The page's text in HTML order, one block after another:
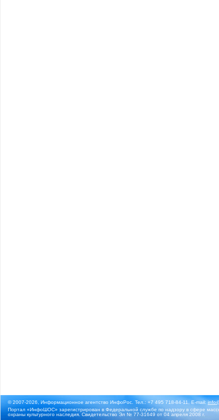
© 2007-2026, Информационное агентство ИнфоРос. Тел.: +7 495 718-84-11, E-mail:
Портал «ИнфоШОС» зарегистрирован в Федеральной службе по надзору в сфере
охраны культурного наследия. Свидетельство Эл № 77-31649 от 04 апреля 2008 г.